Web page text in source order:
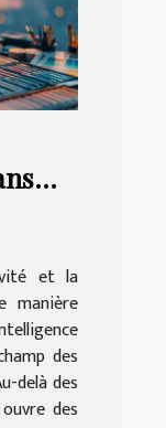
et la
manière
des
delà des
des